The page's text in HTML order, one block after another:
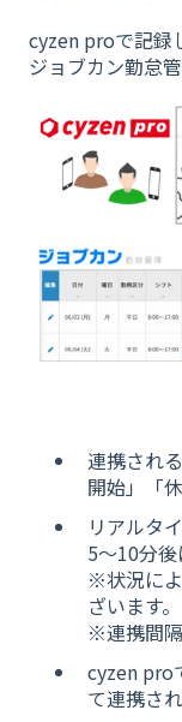
cyzen proで記録
ジョブカン勤怠
連携され
開始」「
リアルタ
5〜10分後
※状況に
ざいます。
※連携間隔
cyzen pro
て連携され